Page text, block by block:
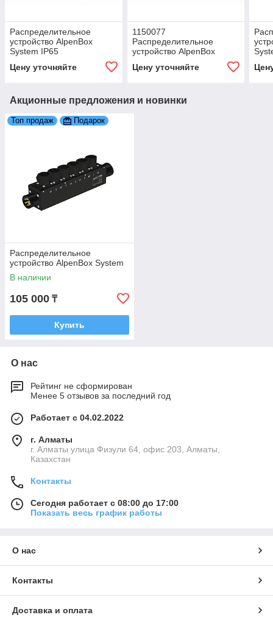
Распределительное
устройство AlpenBox
System IP65
Цену уточняйте
1150077
Распределительное
устройство AlpenBox
System с дополнительным
контактом PE
Цену уточняйте
Акционные предложения и новинки
Топ продаж Подарок
Распределительное
устройство AlpenBox System
В наличии
105 000 ₸
Купить
О нас
Рейтинг не сформирован
Менее 5 отзывов за последний год
Работает с 04.02.2022
г. Алматы
г. Алматы улица Физули 64, офис 203, Алматы,
Казахстан
Контакты
Сегодня работает с 08:00 до 17:00
Показать весь график работы
О нас
Контакты
Доставка и оплата